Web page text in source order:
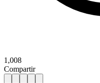
1,008
Compartir